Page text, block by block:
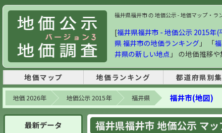
福井県福井市 の 地価公示 - 地価マップ・ラ
[福井県福井市 - 地価公示 2015年(
県 福井市の地価ランキング 」 「
井県の新しい地点 」 の地価推移
地価マップ 地価ランキング 都道府県別
地価 2026年 地価公示 2015年 福井県 福井市(地図)
最新データ
福井県福井市 地価公示 マ